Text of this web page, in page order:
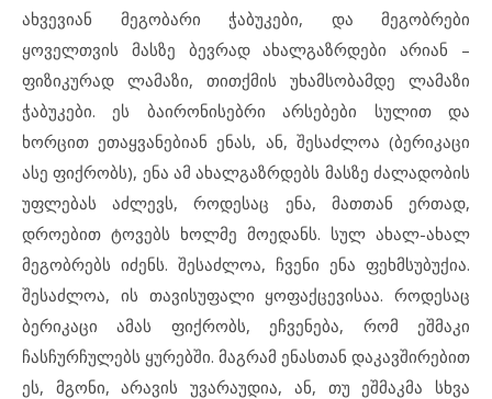
ახვევიან მეგობარი ჭაბუკები, და მეგობრები
ყოველთვის მასზე ბევრად ახალგაზრდები არიან –
ფიზიკურად ლამაზი, თითქმის უხამსობამდე ლამაზი
ჭაბუკები. ეს ბაირონისებრი არსებები სულით და
ხორცით ეთაყვანებიან ენას, ან, შესაძლოა (ბერიკაცი
ასე ფიქრობს), ენა ამ ახალგაზრდებს მასზე ძალადობის
უფლებას აძლევს, როდესაც ენა, მათთან ერთად,
დროებით ტოვებს ხოლმე მოედანს. სულ ახალ-ახალ
მეგობრებს იძენს. შესაძლოა, ჩვენი ენა ფეხმსუბუქია.
შესაძლოა, ის თავისუფალი ყოფაქცევისაა. როდესაც
ბერიკაცი ამას ფიქრობს, ეჩვენება, რომ ეშმაკი
ჩასჩურჩულებს ყურებში. მაგრამ ენასთან დაკავშირებით
ეს, მგონი, არავის უვარაუდია, ან, თუ ეშმაკმა სხვა